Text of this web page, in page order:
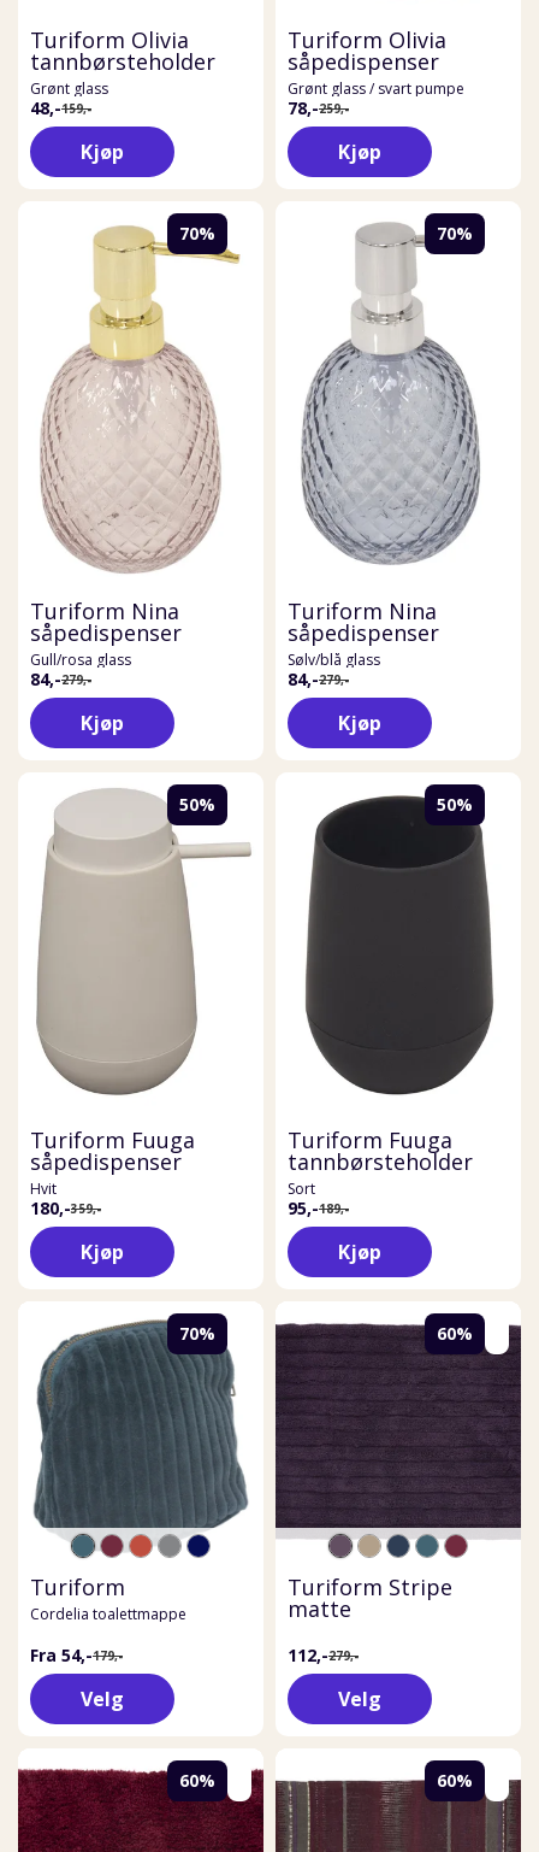
Turiform Olivia
tannbørsteholder
Grønt glass
48,-159,-
Kjøp
Turiform Olivia
såpedispenser
Grønt glass / svart pumpe
78,-259,-
Kjøp
70%
Turiform Nina
såpedispenser
Gull/rosa glass
84,-279,-
Kjøp
70%
Turiform Nina
såpedispenser
Sølv/blå glass
84,-279,-
Kjøp
50%
Turiform Fuuga
såpedispenser
Hvit
180,-359,-
Kjøp
50%
Turiform Fuuga
tannbørsteholder
Sort
95,-189,-
Kjøp
70%
Turiform
Cordelia toalettmappe
Fra 54,-179,-
Velg
60%
Turiform Stripe
matte
112,-279,-
Velg
60% 60%